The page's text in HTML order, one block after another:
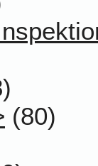
(80)